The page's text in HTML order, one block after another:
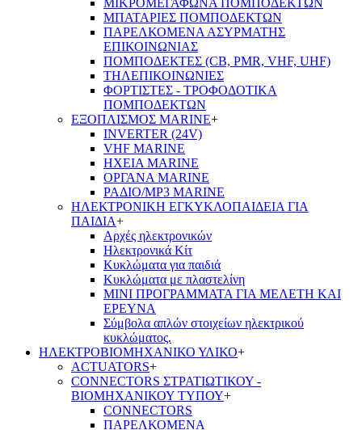
ΜΙΚΡΟΜΕΓΑΦΩΝΑ ΠΟΜΠΟΔΕΚΤΩΝ
ΜΠΑΤΑΡΙΕΣ ΠΟΜΠΟΔΕΚΤΩΝ
ΠΑΡΕΛΚΟΜΕΝΑ ΑΣΥΡΜΑΤΗΣ
ΕΠΙΚΟΙΝΩΝΙΑΣ
ΠΟΜΠΟΔΕΚΤΕΣ (CB, PMR, VHF, UHF)
ΤΗΛΕΠΙΚΟΙΝΩΝΙΕΣ
ΦΟΡΤΙΣΤΕΣ - ΤΡΟΦΟΔΟΤΙΚΑ
ΠΟΜΠΟΔΕΚΤΩΝ
ΕΞΟΠΛΙΣΜΟΣ MARINE+
INVERTER (24V)
VHF MARINE
ΗΧΕΙΑ MARINE
ΟΡΓΑΝΑ MARINE
ΡΑΔΙΟ/MP3 MARINE
ΗΛΕΚΤΡΟΝΙΚΗ ΕΓΚΥΚΛΟΠΑΙΔΕΙΑ ΓΙΑ
ΠΑΙΔΙΑ+
Αρχές ηλεκτρονικών
Ηλεκτρονικά Κίτ
Κυκλώματα για παιδιά
Κυκλώματα με πλαστελίνη
ΜΙΝΙ ΠΡΟΓΡΑΜΜΑΤΑ ΓΙΑ ΜΕΛΕΤΗ ΚΑΙ
ΕΡΕΥΝΑ
Σύμβολα απλών στοιχείων ηλεκτρικού
κυκλώματος.
ΗΛΕΚΤΡΟΒΙΟΜΗΧΑΝΙΚΟ ΥΛΙΚΟ+
ACTUATORS+
CONNECTORS ΣΤΡΑΤΙΩΤΙΚΟΥ -
ΒΙΟΜΗΧΑΝΙΚΟΥ ΤΥΠΟΥ+
CONNECTORS
ΠΑΡΕΛΚΟΜΕΝΑ